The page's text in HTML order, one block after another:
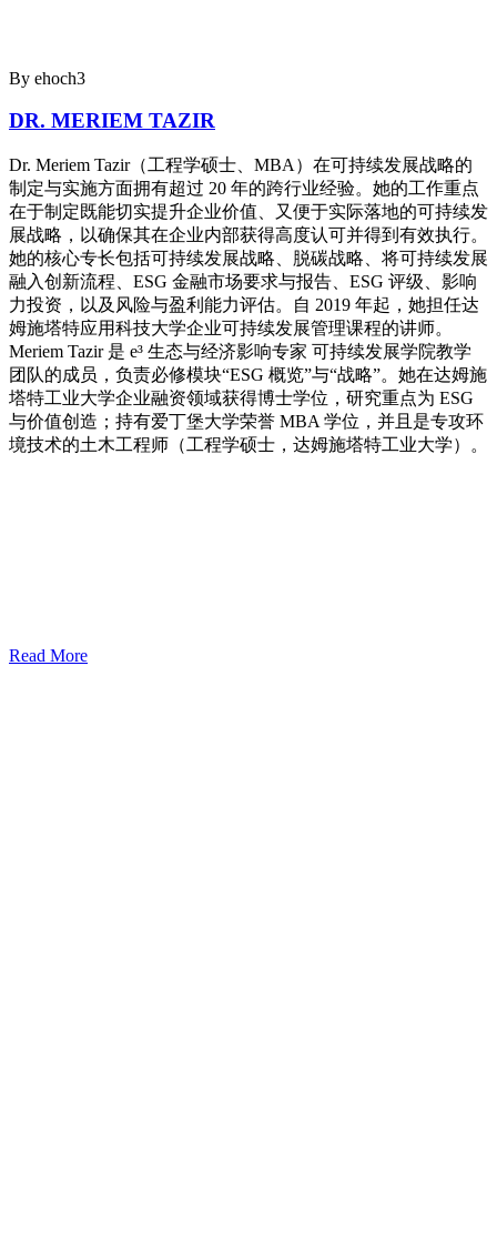
By ehoch3
DR. MERIEM TAZIR
Dr. Meriem Tazir（工程学硕士、MBA）在可持续发展战略的
制定与实施方面拥有超过 20 年的跨行业经验。她的工作重点
在于制定既能切实提升企业价值、又便于实际落地的可持续发
展战略，以确保其在企业内部获得高度认可并得到有效执行。
她的核心专长包括可持续发展战略、脱碳战略、将可持续发展
融入创新流程、ESG 金融市场要求与报告、ESG 评级、影响
力投资，以及风险与盈利能力评估。自 2019 年起，她担任达
姆施塔特应用科技大学企业可持续发展管理课程的讲师。
Meriem Tazir 是 e³ 生态与经济影响专家 可持续发展学院教学
团队的成员，负责必修模块“ESG 概览”与“战略”。她在达姆施
塔特工业大学企业融资领域获得博士学位，研究重点为 ESG
与价值创造；持有爱丁堡大学荣誉 MBA 学位，并且是专攻环
境技术的土木工程师（工程学硕士，达姆施塔特工业大学）。
Read More